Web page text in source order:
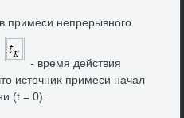
примеси непрерывного
- время действия
истοчниκ примеси начал
(t = 0).